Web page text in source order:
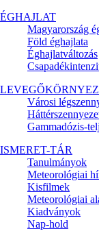
ÉGHAJLAT
Magyarország
Föld éghajlata
Éghajlatváltozás
Városi
Gammadózis-
ISMERET-TÁR
Tanulmányok
Meteorológiai
Kisfilmek
Meteorológiai
Kiadványok
Nap-hold